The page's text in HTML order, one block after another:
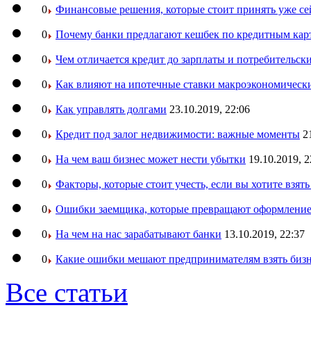
0 Финансовые решения, которые стоит принять уже
0 Почему банки предлагают кешбек по кредитным
0 Чем отличается кредит до зарплаты и
0 Как влияют на ипотечные ставки
0 Как управлять долгами 23.10.2019, 22:06
0 Кредит под залог недвижимости: важные моменты
0 На чем ваш бизнес может нести убытки 19.10.2019,
0 Факторы, которые стоит учесть, если вы хотите
0 Ошибки заемщика, которые превращают оформление
0 На чем на нас зарабатывают банки 13.10.2019, 22:37
0 Какие ошибки мешают предпринимателям взять
Все статьи